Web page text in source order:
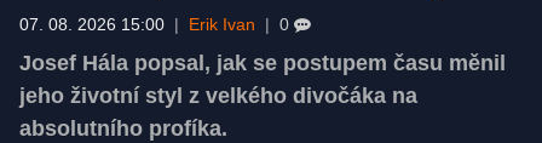
07. 08. 2026 15:00 Erik Ivan 0
Josef Hála popsal, jak se postupem času měnil
jeho životní styl z velkého divočáka na
absolutního profíka.